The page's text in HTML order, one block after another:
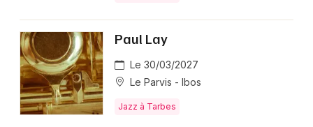
Paul Lay
Le 30/03/2027
Le Parvis - Ibos
Jazz à Tarbes